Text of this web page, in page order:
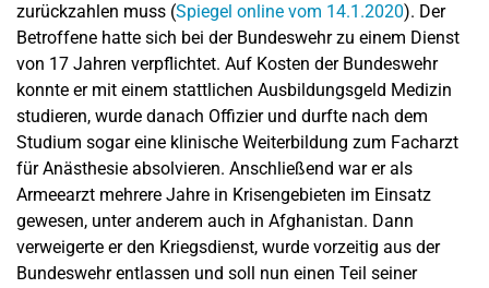
zurückzahlen muss (Spiegel online vom 14.1.2020). Der
Betroffene hatte sich bei der Bundeswehr zu einem Dienst
von 17 Jahren verpflichtet. Auf Kosten der Bundeswehr
konnte er mit einem stattlichen Ausbildungsgeld Medizin
studieren, wurde danach Offizier und durfte nach dem
Studium sogar eine klinische Weiterbildung zum Facharzt
für Anästhesie absolvieren. Anschließend war er als
Armeearzt mehrere Jahre in Krisengebieten im Einsatz
gewesen, unter anderem auch in Afghanistan. Dann
verweigerte er den Kriegsdienst, wurde vorzeitig aus der
Bundeswehr entlassen und soll nun einen Teil seiner